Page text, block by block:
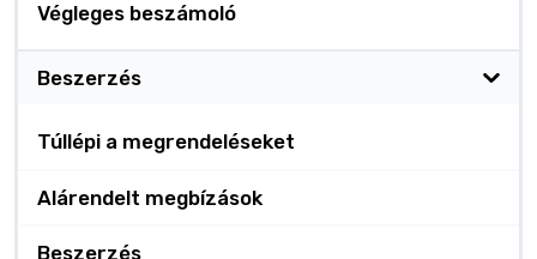
Végleges beszámoló
Beszerzés
Túllépi a megrendeléseket
Alárendelt megbízások
Beszerzés